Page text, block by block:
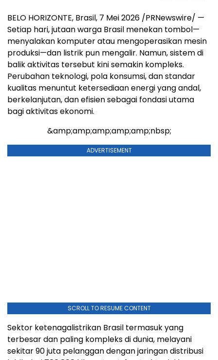
BELO HORIZONTE, Brasil, 7 Mei 2026 /PRNewswire/ —
Setiap hari, jutaan warga Brasil menekan tombol—
menyalakan komputer atau mengoperasikan mesin
produksi—dan listrik pun mengalir. Namun, sistem di
balik aktivitas tersebut kini semakin kompleks.
Perubahan teknologi, pola konsumsi, dan standar
kualitas menuntut ketersediaan energi yang andal,
berkelanjutan, dan efisien sebagai fondasi utama
bagi aktivitas ekonomi.
&amp;amp;amp;amp;amp;nbsp;
ADVERTISEMENT
SCROLL TO RESUME CONTENT
Sektor ketenagalistrikan Brasil termasuk yang
terbesar dan paling kompleks di dunia, melayani
sekitar 90 juta pelanggan dengan jaringan distribusi